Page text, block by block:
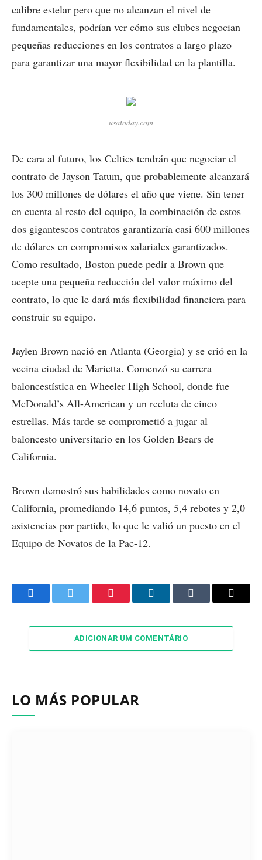
calibre estelar pero que no alcanzan el nivel de
fundamentales, podrían ver cómo sus clubes negocian
pequeñas reducciones en los contratos a largo plazo
para garantizar una mayor flexibilidad en la plantilla.
usatoday.com
De cara al futuro, los Celtics tendrán que negociar el
contrato de Jayson Tatum, que probablemente alcanzará
los 300 millones de dólares el año que viene. Sin tener
en cuenta al resto del equipo, la combinación de estos
dos gigantescos contratos garantizaría casi 600 millones
de dólares en compromisos salariales garantizados.
Como resultado, Boston puede pedir a Brown que
acepte una pequeña reducción del valor máximo del
contrato, lo que le dará más flexibilidad financiera para
construir su equipo.
Jaylen Brown nació en Atlanta (Georgia) y se crió en la
vecina ciudad de Marietta. Comenzó su carrera
baloncestística en Wheeler High School, donde fue
McDonald’s All-American y un recluta de cinco
estrellas. Más tarde se comprometió a jugar al
baloncesto universitario en los Golden Bears de
California.
Brown demostró sus habilidades como novato en
California, promediando 14,6 puntos, 5,4 rebotes y 2,0
asistencias por partido, lo que le valió un puesto en el
Equipo de Novatos de la Pac-12.
FacebookTwitter Pinterest LinkedInTumblr Email
ADICIONAR UM COMENTÁRIO
LO MÁS POPULAR